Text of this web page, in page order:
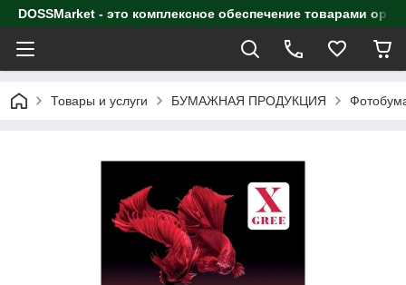
DOSSMarket - это комплексное обеспечение товарами
Товары и услуги БУМАЖНАЯ ПРОДУКЦИЯ